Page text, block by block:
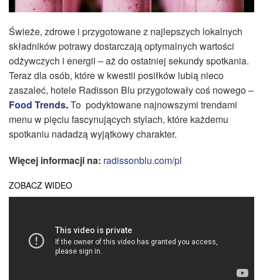
Świeże, zdrowe i przygotowane z najlepszych lokalnych
składników potrawy dostarczają optymalnych wartości
odżywczych i energii – aż do ostatniej sekundy spotkania.
Teraz dla osób, które w kwestii posiłków lubią nieco
zaszaleć, hotele Radisson Blu przygotowały coś nowego –
Food Trends.To podyktowane najnowszymi trendami
menu w pięciu fascynujących stylach, które każdemu
spotkaniu nadadzą wyjątkowy charakter.
Więcej informacji na: radissonblu.com/pl
ZOBACZ WIDEO